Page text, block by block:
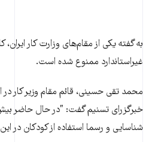
غیراستاندارد ممنوع شده است.
محمد تقی حسینی، قائم مقام وزیر کار در
شناسایی و رسما استفاده از کودکان